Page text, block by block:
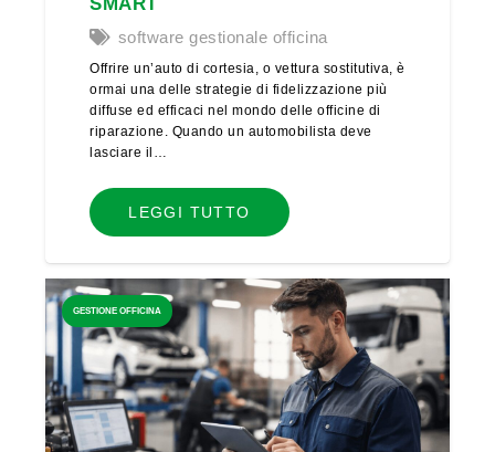
software gestionale officina
Offrire un’auto di cortesia, o vettura sostitutiva, è
ormai una delle strategie di fidelizzazione più
diffuse ed efficaci nel mondo delle officine di
riparazione. Quando un automobilista deve
lasciare il…
LEGGI TUTTO
GESTIONE OFFICINA